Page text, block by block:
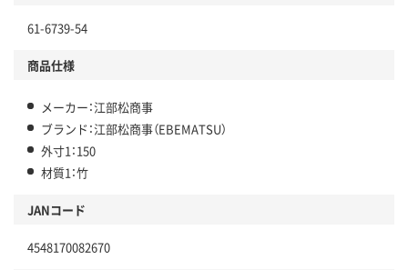
61-6739-54
商品仕様
メーカー：江部松商事
ブランド：江部松商事（EBEMATSU）
外寸1：150
材質1：竹
JANコード
4548170082670